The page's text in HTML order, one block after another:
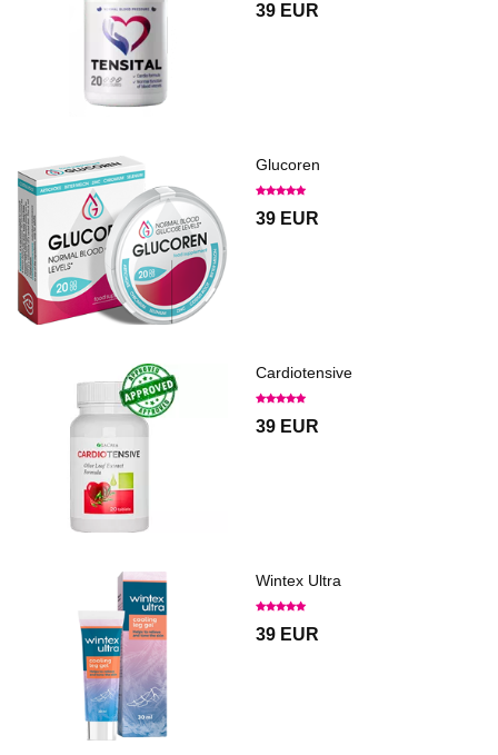
39 EUR
Glucoren
39 EUR
Cardiotensive
39 EUR
Wintex Ultra
39 EUR